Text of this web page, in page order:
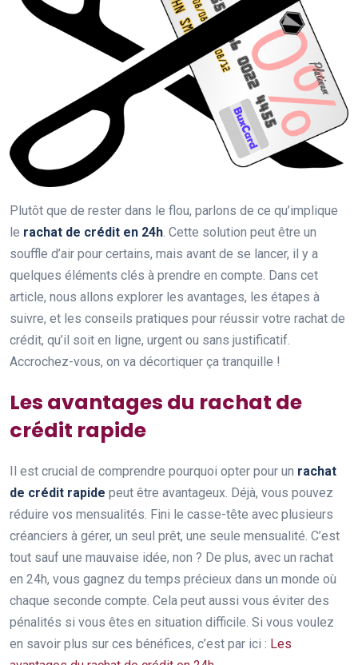
Plutôt que de rester dans le flou, parlons de ce qu’implique
le rachat de crédit en 24h. Cette solution peut être un
souffle d’air pour certains, mais avant de se lancer, il y a
quelques éléments clés à prendre en compte. Dans cet
article, nous allons explorer les avantages, les étapes à
suivre, et les conseils pratiques pour réussir votre rachat de
crédit, qu’il soit en ligne, urgent ou sans justificatif.
Accrochez-vous, on va décortiquer ça tranquille !
Les avantages du rachat de
crédit rapide
Il est crucial de comprendre pourquoi opter pour un rachat
de crédit rapide peut être avantageux. Déjà, vous pouvez
réduire vos mensualités. Fini le casse-tête avec plusieurs
créanciers à gérer, un seul prêt, une seule mensualité. C’est
tout sauf une mauvaise idée, non ? De plus, avec un rachat
en 24h, vous gagnez du temps précieux dans un monde où
chaque seconde compte. Cela peut aussi vous éviter des
pénalités si vous êtes en situation difficile. Si vous voulez
en savoir plus sur ces bénéfices, c’est par ici : Les